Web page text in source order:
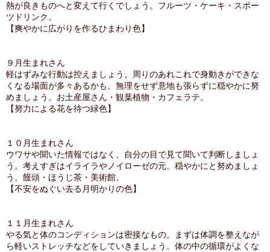
熱が良きものへと変えて行くでしょう。フルーツ・ケーキ・スポー
ツドリンク。
【爽やかに広がりを作るひまわり色】
９月生まれさん
軽はずみな行動は控えましょう。周りのあれこれで身動きができな
くなる場面が多々あるかも。無理をせず意地も張らずに穏やかに努
めましょう。お土産屋さん・観葉植物・カフェラテ。
【努力による花を待つ緑色】
１０月生まれさん
ウワサや聞いた情報ではなく、自分の目で見て聞いて判断しましょ
う。考えすぎはイライラやノイローゼの元。穏やかにと努めましょ
う。饅頭・ほうじ茶・美術館。
【不安をぬぐい去る月明かりの色】
１１月生まれさん
やる気と体のコンディションは密接なもの。まずは体調を整えなが
ら軽いストレッチなどをしていきましょう。体の中の循環がよくな